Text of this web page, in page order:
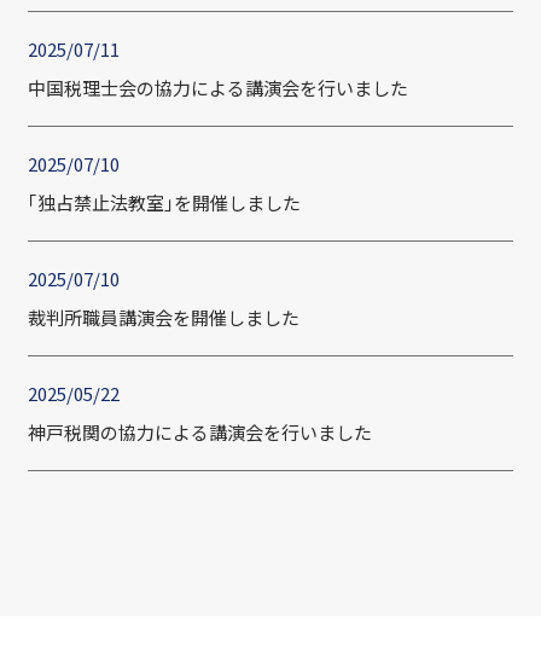
2025/07/11
中国税理士会の協力による講演会を行いました
2025/07/10
｢独占禁止法教室｣を開催しました
2025/07/10
裁判所職員講演会を開催しました
2025/05/22
神戸税関の協力による講演会を行いました